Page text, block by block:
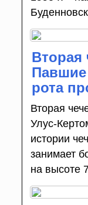
Вторая
Павшие
рота
Вторая
Улус-
истории
занимает
на высоте